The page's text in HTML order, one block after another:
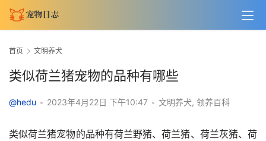
首页 文明养犬
类似荷兰猪宠物的品种有哪些
@hedu • 2023年4月22日 下午10:47 • 文明养犬, 领养百科
类似荷兰猪宠物的品种有荷兰野猪、荷兰猪、荷兰灰猪、荷